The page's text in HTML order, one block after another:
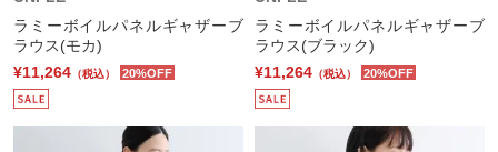
ラミーボイルパネルギャザーブ
ラウス(モカ)
¥11,264 （税込） 20%OFF
ラミーボイルパネルギャザーブ
ラウス(ブラック)
¥11,264 （税込） 20%OFF